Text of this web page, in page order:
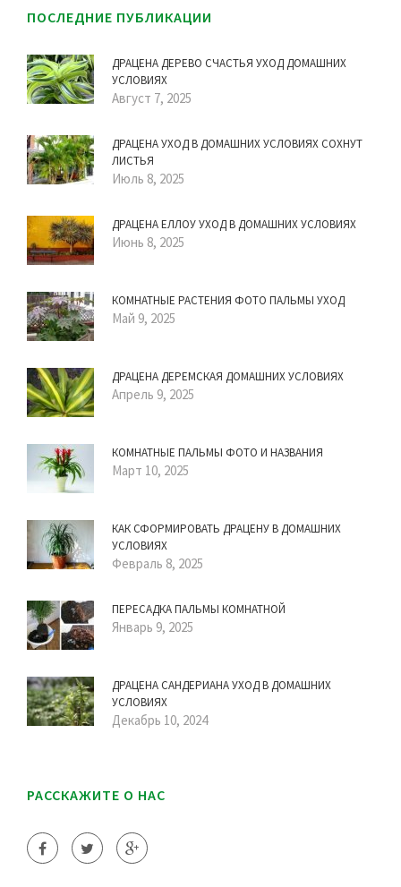
ПОСЛЕДНИЕ ПУБЛИКАЦИИ
ДРАЦЕНА ДЕРЕВО СЧАСТЬЯ УХОД ДОМАШНИХ
УСЛОВИЯХ
Август 7, 2025
ДРАЦЕНА УХОД В ДОМАШНИХ УСЛОВИЯХ СОХНУТ
ЛИСТЬЯ
Июль 8, 2025
ДРАЦЕНА ЕЛЛОУ УХОД В ДОМАШНИХ УСЛОВИЯХ
Июнь 8, 2025
КОМНАТНЫЕ РАСТЕНИЯ ФОТО ПАЛЬМЫ УХОД
Май 9, 2025
ДРАЦЕНА ДЕРЕМСКАЯ ДОМАШНИХ УСЛОВИЯХ
Апрель 9, 2025
КОМНАТНЫЕ ПАЛЬМЫ ФОТО И НАЗВАНИЯ
Март 10, 2025
КАК СФОРМИРОВАТЬ ДРАЦЕНУ В ДОМАШНИХ
УСЛОВИЯХ
Февраль 8, 2025
ПЕРЕСАДКА ПАЛЬМЫ КОМНАТНОЙ
Январь 9, 2025
ДРАЦЕНА САНДЕРИАНА УХОД В ДОМАШНИХ
УСЛОВИЯХ
Декабрь 10, 2024
РАССКАЖИТЕ О НАС